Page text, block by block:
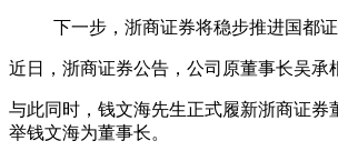
下一步，浙商证券将稳步推进国都
近日，浙商证券公告，公司原董事长吴承
与此同时，钱文海先生正式履新浙商证
举钱文海为董事长。